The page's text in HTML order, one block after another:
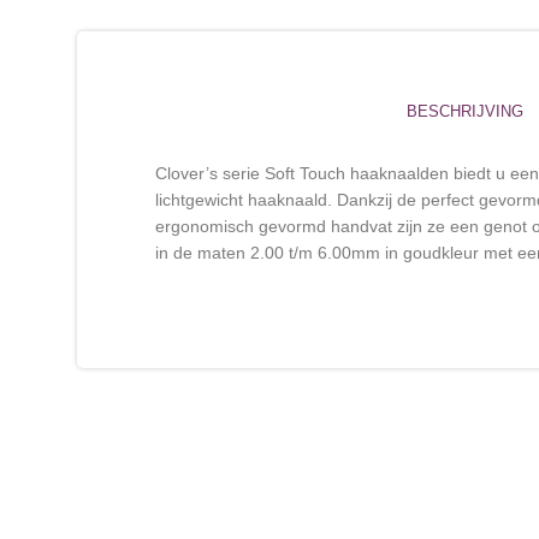
BESCHRIJVING
Clover’s serie Soft Touch haaknaalden biedt u
lichtgewicht haaknaald. Dankzij de perfect
ergonomisch gevormd handvat zijn ze een genot
in de maten 2.00 t/m 6.00mm in goudkleur met